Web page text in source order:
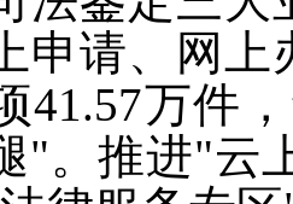
申请、网上
41.57万件
"。推进"云